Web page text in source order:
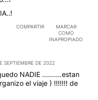
COMPARTIR
MARCAR
COMO
INAPROPIADO
SEPTIEMBRE DE 2022
NADIE ..........estan
el viaje ) !!!!!!! de